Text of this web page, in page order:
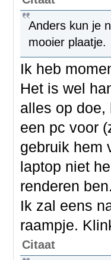
Anders kun je
mooier plaatje.
Ik heb
Het is wel
alles op doe,
een pc voor
gebruik hem
laptop niet
renderen
Ik zal eens
raampje.
Citaat